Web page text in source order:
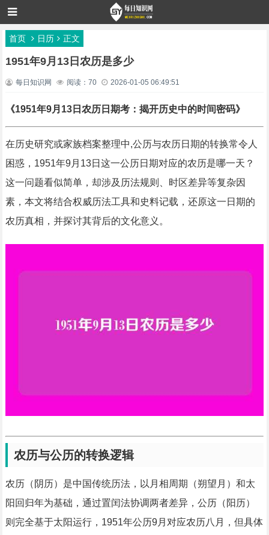
首页 日历 正文
1951年9月13日农历是多少
每日知识网 阅读：70 2026-01-05 06:49:51
《1951年9月13日农历日期考：揭开历史中的时间密码》
在历史研究或家族档案整理中,公历与农历日期的转换常令人
困惑，1951年9月13日这一公历日期对应的农历是哪一天？
这一问题看似简单，却涉及历法规则、时区差异等复杂因
素，本文将结合权威历法工具和史料记载，还原这一日期的
农历真相，并探讨其背后的文化意义。
农历与公历的转换逻辑
农历（阴历）是中国传统历法，以月相周期（朔望月）和太
阳回归年为基础，通过置闰法协调两者差异，公历（阳历）
则完全基于太阳运行，1951年公历9月对应农历八月，但具体